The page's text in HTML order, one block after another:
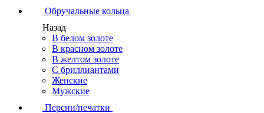
Обручальные кольца
Назад
В белом золоте
В красном золоте
В желтом золоте
С бриллиантами
Женские
Мужские
Персни/печатки